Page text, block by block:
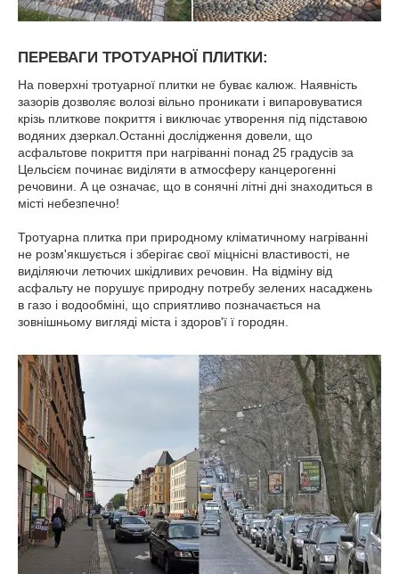
ПЕРЕВАГИ ТРОТУАРНОЇ ПЛИТКИ:
На поверхні тротуарної плитки не буває калюж. Наявність
зазорів дозволяє волозі вільно проникати і випаровуватися
крізь плиткове покриття і виключає утворення під підставою
водяних дзеркал.Останні дослідження довели, що
асфальтове покриття при нагріванні понад 25 градусів за
Цельсієм починає виділяти в атмосферу канцерогенні
речовини. А це означає, що в сонячні літні дні знаходиться в
місті небезпечно!
Тротуарна плитка при природному кліматичному нагріванні
не розм'якшується і зберігає свої міцнісні властивості, не
виділяючи летючих шкідливих речовин. На відміну від
асфальту не порушує природну потребу зелених насаджень
в газо і водообміні, що сприятливо позначається на
зовнішньому вигляді міста і здоров'ї ї городян.